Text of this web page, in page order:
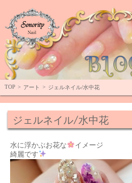
TOP > アート > ジェルネイル/水中花
ジェルネイル/水中花
水に浮かぶお花な
イメージ
綺麗です